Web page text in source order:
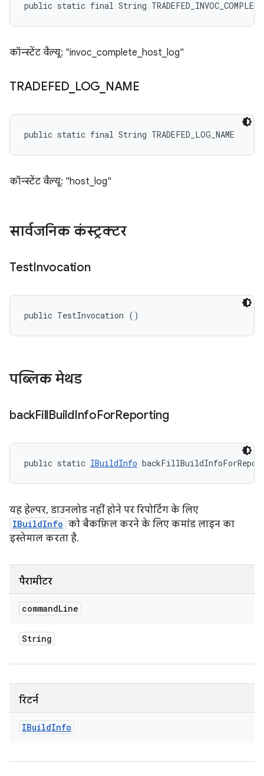
public static final String
कॉन्स्टेंट वैल्यू: "invoc_complete_host_log"
TRADEFED LOG NAME
public static final String TRADEFED_LOG_NAME
कॉन्स्टेंट वैल्यू: "host_log"
सार्वजनिक कंस्ट्रक्टर
TestInvocation
public TestInvocation ()
पब्लिक मेथड
backFillBuildInfoForReporting
public static IBuildInfo
यह हेल्पर, डाउनलोड नहीं होने पर रिपोर्टिंग के लिए
IBuildInfo को बैकफ़िल करने के लिए कमांड लाइन का
इस्तेमाल करता है.
पैरामीटर
commandLine
String
रिटर्न
IBuildInfo